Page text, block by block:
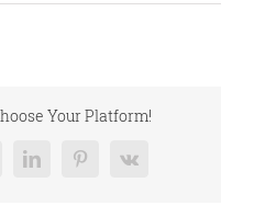
Your Platform!
LinkedInPinterest
Vk